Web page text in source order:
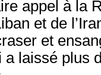
appel à la
et de
et
laissé plus